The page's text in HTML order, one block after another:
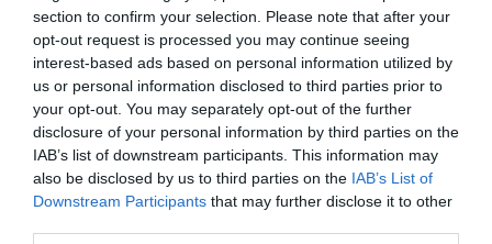
section to confirm your selection. Please note that after your
opt-out request is processed you may continue seeing
interest-based ads based on personal information utilized by
us or personal information disclosed to third parties prior to
your opt-out. You may separately opt-out of the further
disclosure of your personal information by third parties on the
IAB’s list of downstream participants. This information may
also be disclosed by us to third parties on the IAB’s List of
Downstream Participants that may further disclose it to other
eltűnt a háztáji, és megnyíltak abevásárlóközpont ok -, illetve a
minőség-érzékenyek rovására megnőtt a realista, azaz az ár és
minőség között egyensúlyt kereső fogyasztók aránya.
Az elmúlt tíz évben ehhez képest annyi történt, hogy még
elterjedtebbé vált a zöldség- és gyümölcsfogyasztás. A cipő- és
nál a rendszerváltás idején az életszínvonal esése
miatt nagymértékben zuhant a minőség-érzékenyek aránya, és
megugrott az árérzékenyeké, vagy nemvásárlóké.